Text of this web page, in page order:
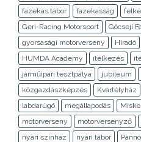
fazekas tábor
fazekasság
Geri-Racing Motorsport
Göcseji
gyorsasági motorverseny
Híradó
HUMDA Academy
ítélkezés
járműipari tesztpálya
jubileum
közgazdászképzés
Kvártélyház
labdarúgó
megállapodás
motorverseny
motorversenyző
nyári színház
nyári tábor